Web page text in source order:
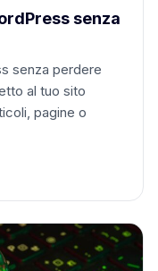
senza
senza perdere
al tuo sito
pagine o